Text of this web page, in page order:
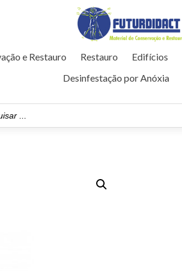
e Restauro Restauro Edifícios
Desinfestação por Anóxia